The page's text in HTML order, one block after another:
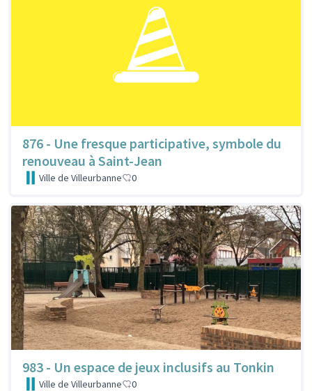
876 - Une fresque participative, symbole du
renouveau à Saint-Jean
Ville de Villeurbanne 0
983 - Un espace de jeux inclusifs au Tonkin
Ville de Villeurbanne 0